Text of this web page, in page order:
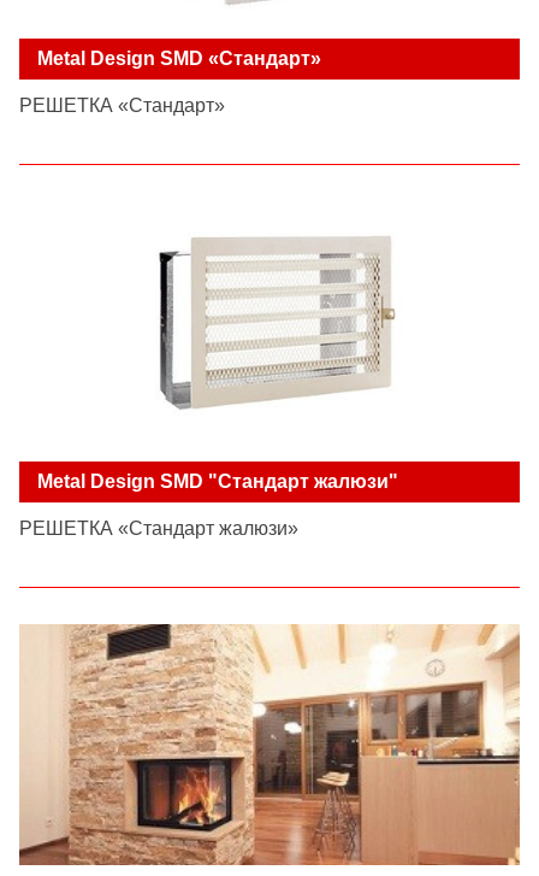
Metal Design SMD «Стандарт»
РЕШЕТКА «Стандарт»
Metal Design SMD "Стандарт жалюзи"
РЕШЕТКА «Стандарт жалюзи»